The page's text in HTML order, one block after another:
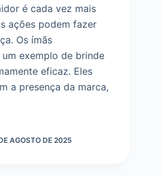
é cada vez mais
ações podem fazer
Os ímãs
exemplo de brinde
eficaz. Eles
a presença da marca,
AGOSTO DE 2025